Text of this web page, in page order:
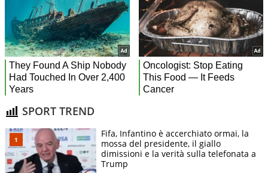
SPORT TREND
Fifa, Infantino è accerchiato ormai, la
mossa del presidente, il giallo
dimissioni e la verità sulla telefonata a
Trump